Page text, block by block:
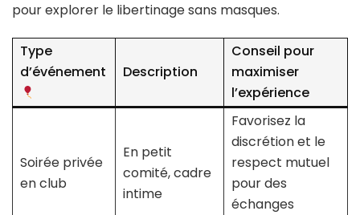
pour explorer le libertinage sans masques.
Type
d’événement
Description
Conseil pour
maximiser
l’expérience
Soirée privée
en club
En petit
comité, cadre
intime
Favorisez la
discrétion et le
respect mutuel
pour des
échanges